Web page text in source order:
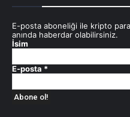
E-posta aboneliği ile kripto
anında haberdar olabilirsiniz.
İsim
E-posta *